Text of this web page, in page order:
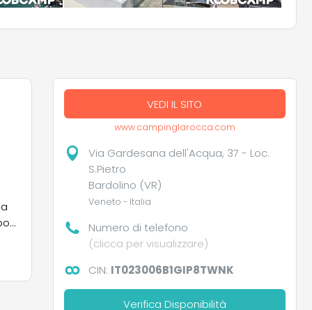
VEDI IL SITO
www.campinglarocca.com
Via Gardesana dell'Acqua, 37 - Loc.
S.Pietro
Bardolino (VR)
Veneto - Italia
Numero di telefono
(clicca per visualizzare)
CIN: IT023006B1GIP8TWNK
Verifica Disponibilità